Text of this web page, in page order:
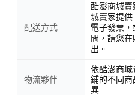
配送方式
酷澎商城賣
城賣家提供
電子發票
問，請您在
出。
物流夥伴
依酷澎商城
鋪的不同商
異